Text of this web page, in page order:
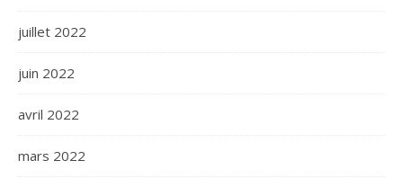
juillet 2022
juin 2022
avril 2022
mars 2022